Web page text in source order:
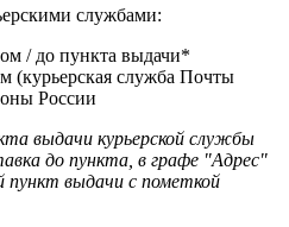
службами:
/ до пункта выдачи*
(курьерская служба Почты
России
выдачи курьерской службы
до пункта, в графе "Адрес"
пункт выдачи с пометкой